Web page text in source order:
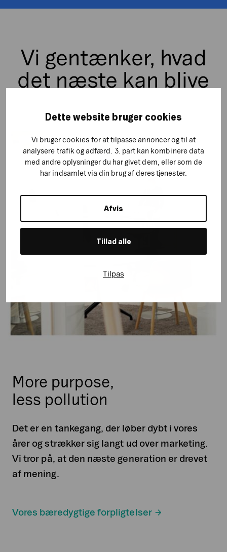
Dette website bruger cookies
Vi bruger cookies for at tilpasse annoncer og til at
analysere trafik og adfærd. 3. part kan kombinere data
med andre oplysninger du har givet dem, eller som de
har indsamlet via din brug af deres tjenester.
Afvis
Tillad alle
Tilpas
Vi gentænker, hvad
det næste kan blive
More purpose,
less pollution
Det er en tankegang, der løber dybt i vores
årer og strækker sig langt ud over marketing.
Vi tror på, at den næste generation er drevet
af mening.
Vores bæredygtige forpligtelser